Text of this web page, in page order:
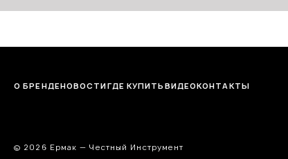
О БРЕНДЕНОВОСТИГДЕ КУПИТЬ ВИДЕОКОНТАКТЫ
© 2026 Ермак — Честный Инструмент